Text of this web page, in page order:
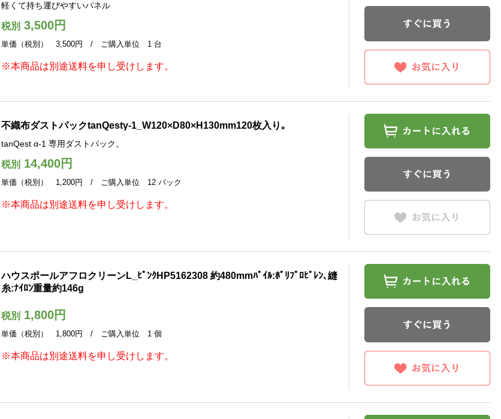
軽くて持ち運びやすいパネル
税別3,500円
単価（税別） 3,500円 / ご購入単位 1 台
※本商品は別途送料を申し受けします。
不織布ダストパックtanQestγ-1_W120×D80×H130mm120枚入り｡
tanQest α‐1 専用ダストパック。
税別14,400円
単価（税別） 1,200円 / ご購入単位 12 パック
※本商品は別途送料を申し受けします。
ハウスポールアフロクリーンL_ﾋﾟﾝｸHP5162308 約480mmﾊﾟｲﾙ:ﾎﾟﾘﾌﾟﾛﾋﾟﾚﾝ､縫
糸:ﾅｲﾛﾝ重量約146g
税別1,800円
単価（税別） 1,800円 / ご購入単位 1 個
※本商品は別途送料を申し受けします。